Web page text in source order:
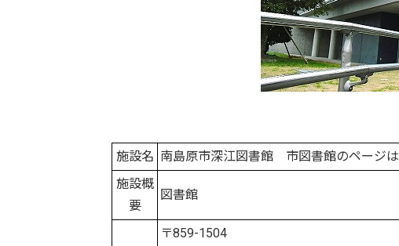
施設名 南島原市深江図書館 市図書館のページは
施設概
要
図書館
〒859-1504